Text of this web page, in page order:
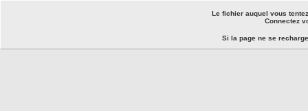
Le fichier auquel vous
Connectez
Si la page ne se